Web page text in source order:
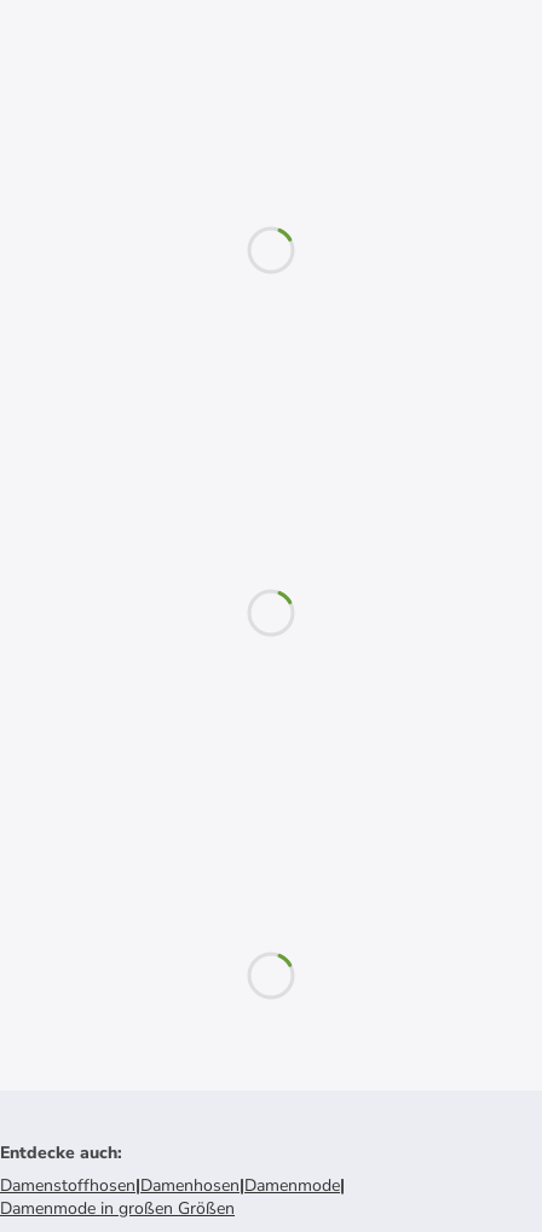
Entdecke auch:
Damenstoffhosen|Damenhosen|Damenmode|
Damenmode in großen Größen